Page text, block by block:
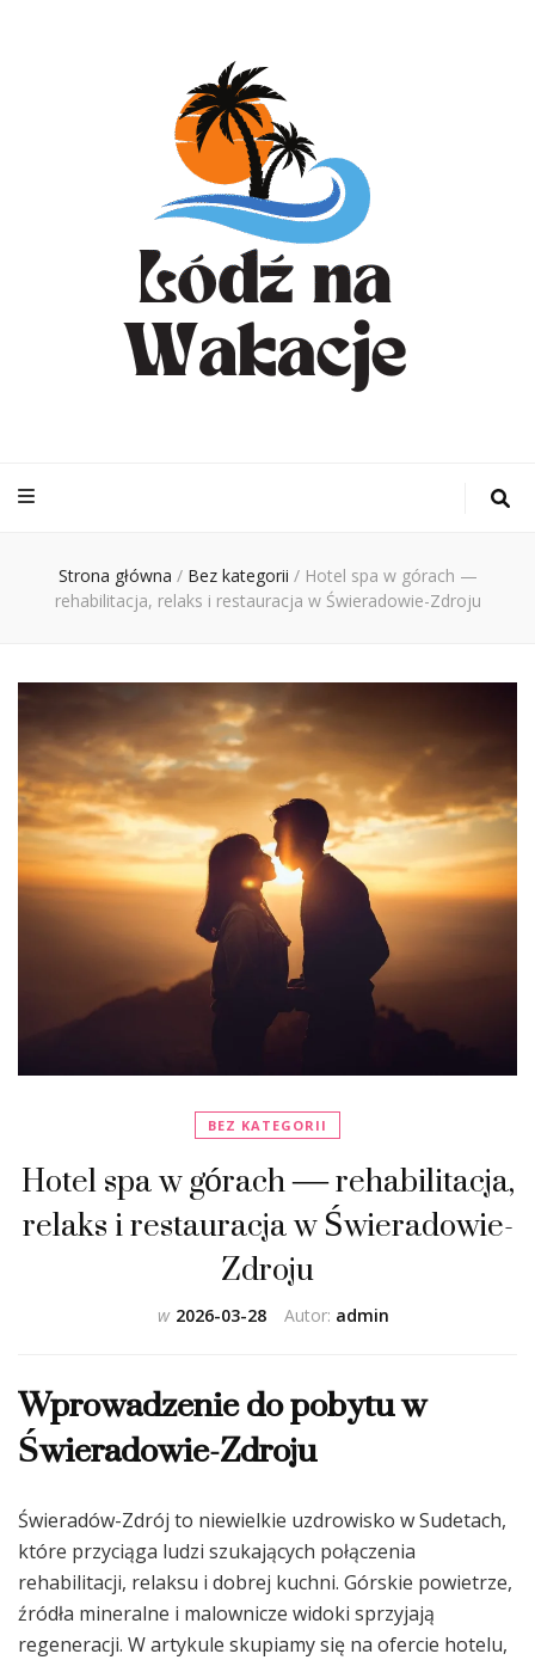
– Turystyka
Ciebie
Strona główna / Bez kategorii / Hotel spa w górach —
rehabilitacja, relaks i restauracja w Świeradowie-Zdroju
BEZ KATEGORII
Hotel spa w górach — rehabilitacja,
relaks i restauracja w Świeradowie-
Zdroju
Autor: admin
w 2026-03-28
Wprowadzenie do pobytu w
Świeradowie-Zdroju
Świeradów-Zdrój to niewielkie uzdrowisko w Sudetach,
które przyciąga ludzi szukających połączenia
rehabilitacji, relaksu i dobrej kuchni. Górskie powietrze,
źródła mineralne i malownicze widoki sprzyjają
regeneracji. W artykule skupiamy się na ofercie hotelu,